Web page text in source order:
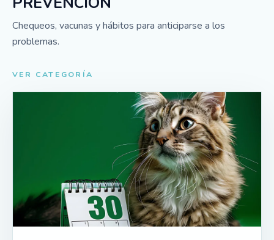
Chequeos, vacunas y hábitos para anticiparse a los
problemas.
VER CATEGORÍA